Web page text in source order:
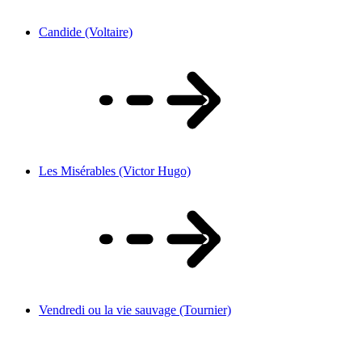
Candide (Voltaire)
Les Misérables (Victor Hugo)
Vendredi ou la vie sauvage (Tournier)